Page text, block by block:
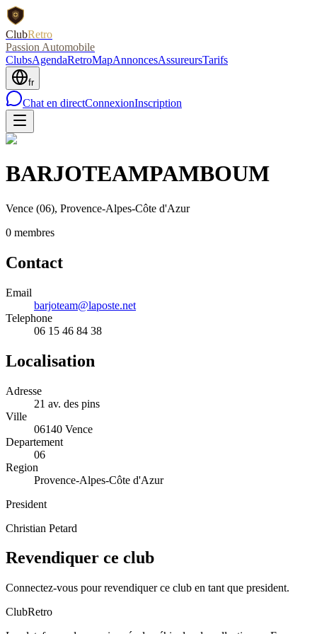
ClubRetro
Passion Automobile
ClubsAgendaRetroMapAnnoncesAssureursTarifs
fr
Chat en directConnexionInscription
BARJOTEAMPAMBOUM
Vence (06), Provence-Alpes-Côte d'Azur
0 membres
Contact
Email
barjoteam@laposte.net
Telephone
06 15 46 84 38
Localisation
Adresse
21 av. des pins
Ville
06140 Vence
Departement
06
Region
Provence-Alpes-Côte d'Azur
President
Christian Petard
Revendiquer ce club
Connectez-vous pour revendiquer ce club en tant que president.
ClubRetro